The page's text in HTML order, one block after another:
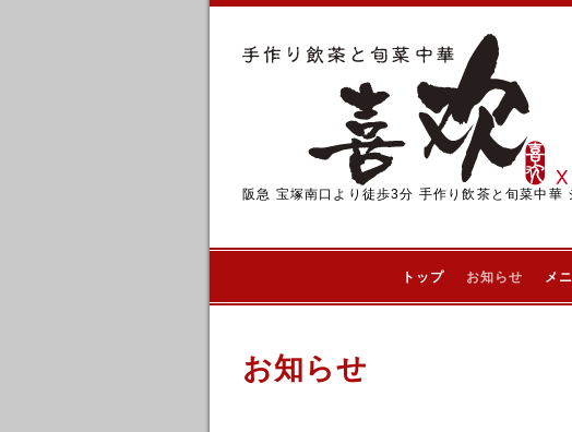
阪急 宝塚南口より徒歩3分 手作り飲茶と旬菜中
トップ お知らせ メ
お知らせ